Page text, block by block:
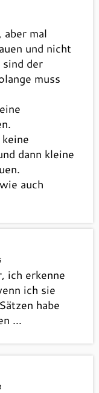
mal
und nicht
der
muss
dann kleine
auch
ich erkenne
ich sie
habe
…